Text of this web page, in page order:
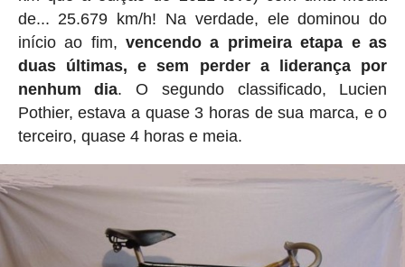
de... 25.679 km/h! Na verdade, ele dominou do
início ao fim,vencendo a primeira etapa e as
duas últimas, e sem perder a liderança por
nenhum dia. O segundo classificado, Lucien
Pothier, estava a quase 3 horas de sua marca, e o
terceiro, quase 4 horas e meia.